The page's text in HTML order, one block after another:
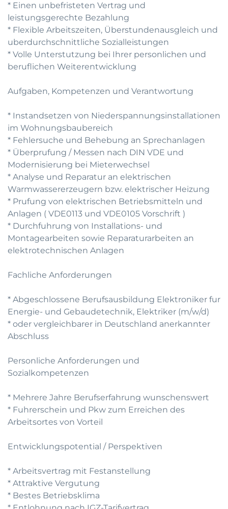
* Einen unbefristeten Vertrag und
leistungsgerechte Bezahlung
* Flexible Arbeitszeiten, Überstundenausgleich und
uberdurchschnittliche Sozialleistungen
* Volle Unterstutzung bei Ihrer personlichen und
beruflichen Weiterentwicklung
Aufgaben, Kompetenzen und Verantwortung
* Instandsetzen von Niederspannungsinstallationen
im Wohnungsbaubereich
* Fehlersuche und Behebung an Sprechanlagen
* Überprufung / Messen nach DIN VDE und
Modernisierung bei Mieterwechsel
* Analyse und Reparatur an elektrischen
Warmwassererzeugern bzw. elektrischer Heizung
* Prufung von elektrischen Betriebsmitteln und
Anlagen ( VDE0113 und VDE0105 Vorschrift )
* Durchfuhrung von Installations- und
Montagearbeiten sowie Reparaturarbeiten an
elektrotechnischen Anlagen
Fachliche Anforderungen
* Abgeschlossene Berufsausbildung Elektroniker fur
Energie- und Gebaudetechnik, Elektriker (m/w/d)
* oder vergleichbarer in Deutschland anerkannter
Abschluss
Personliche Anforderungen und
Sozialkompetenzen
* Mehrere Jahre Berufserfahrung wunschenswert
* Fuhrerschein und Pkw zum Erreichen des
Arbeitsortes von Vorteil
Entwicklungspotential / Perspektiven
* Arbeitsvertrag mit Festanstellung
* Attraktive Vergutung
* Bestes Betriebsklima